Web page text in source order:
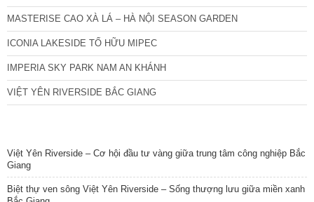
MASTERISE CAO XÀ LÁ – HÀ NỘI SEASON GARDEN
ICONIA LAKESIDE TỐ HỮU MIPEC
IMPERIA SKY PARK NAM AN KHÁNH
VIỆT YÊN RIVERSIDE BẮC GIANG
Việt Yên Riverside – Cơ hội đầu tư vàng giữa trung tâm công nghiệp Bắc
Giang
Biệt thự ven sông Việt Yên Riverside – Sống thượng lưu giữa miền xanh